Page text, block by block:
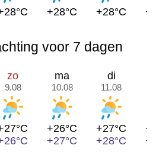
+28°C +28°C
voor 7 dagen
zo
9.08
ma
10.08
+26°C
+27°C
di
11.08
+27°C
+28°C